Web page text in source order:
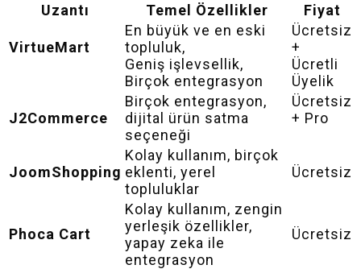
Uzantı Temel Özellikler Fiyat
VirtueMart
En büyük ve en eski
topluluk,
Geniş işlevsellik,
Birçok entegrasyon
Ücretsiz
+
Ücretli
Üyelik
J2Commerce
Birçok entegrasyon,
dijital ürün satma
seçeneği
Ücretsiz
+ Pro
JoomShopping
Kolay kullanım, birçok
eklenti, yerel
topluluklar
Ücretsiz
Phoca Cart
Kolay kullanım, zengin
yerleşik özellikler,
yapay zeka ile
entegrasyon
Ücretsiz